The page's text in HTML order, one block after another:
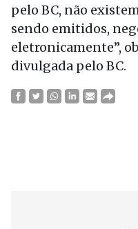
pelo BC, não
sendo emitidos,
eletronicamente”,
divulgada pelo BC.